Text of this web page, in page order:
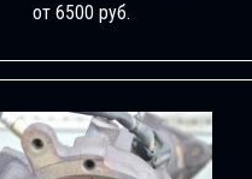
от 6500 руб.